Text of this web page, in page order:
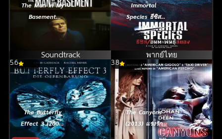
The Man in My
Basement
Soundtrack
Immortal
Species ธีซิส
อมตะพันธุ์สยอง
(2023)
พากย์ไทย
5.6
The Butterfly
Effect 3 (2009)
เปลี่ยนตาย ไม่ให้
3.8
The Canyons
(2013) แรงรัก
พิศวาส